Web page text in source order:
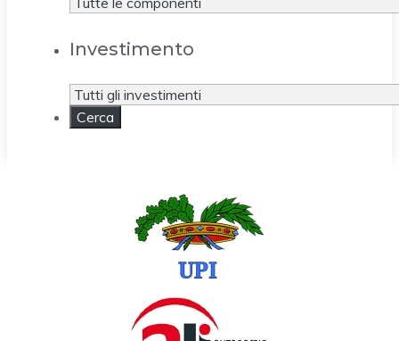
Investimento